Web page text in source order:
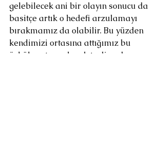
gelebilecek ani bir olayın sonucu da
basitçe artık o hedefi arzulamayı
bırakmamız da olabilir. Bu yüzden
kendimizi ortasına attığımız bu
öykülere tam olarak teslim olmayız,